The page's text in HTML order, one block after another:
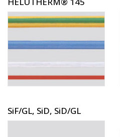
SiF/GL, SiD, SiD/GL